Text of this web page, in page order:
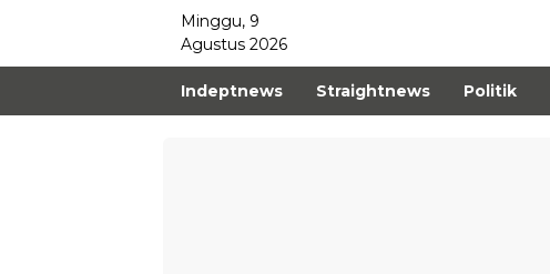
Minggu, 9
Agustus 2026
Indeptnews Straightnews Politik